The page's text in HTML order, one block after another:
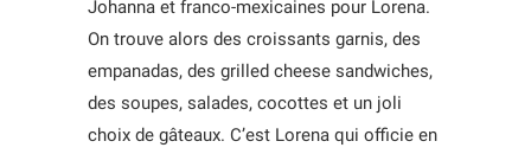
Johanna et franco-mexicaines pour Lorena.
On trouve alors des croissants garnis, des
empanadas, des grilled cheese sandwiches,
des soupes, salades, cocottes et un joli
choix de gâteaux. C’est Lorena qui officie en